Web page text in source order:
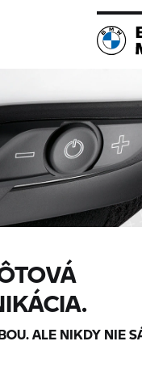
ALE NIKDY NIE